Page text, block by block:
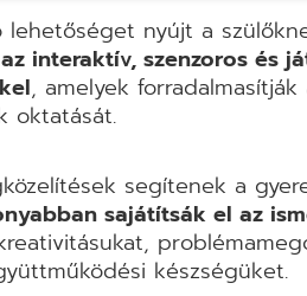
lehetőséget nyújt a
interaktív, szenzoros és
, amelyek forradalmasítják
oktatását.
segítenek a
sajátítsák el az
készségüket.